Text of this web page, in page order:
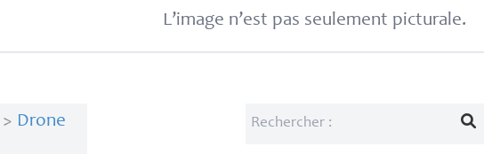
L’image n’est pas seulement picturale.
> Drone